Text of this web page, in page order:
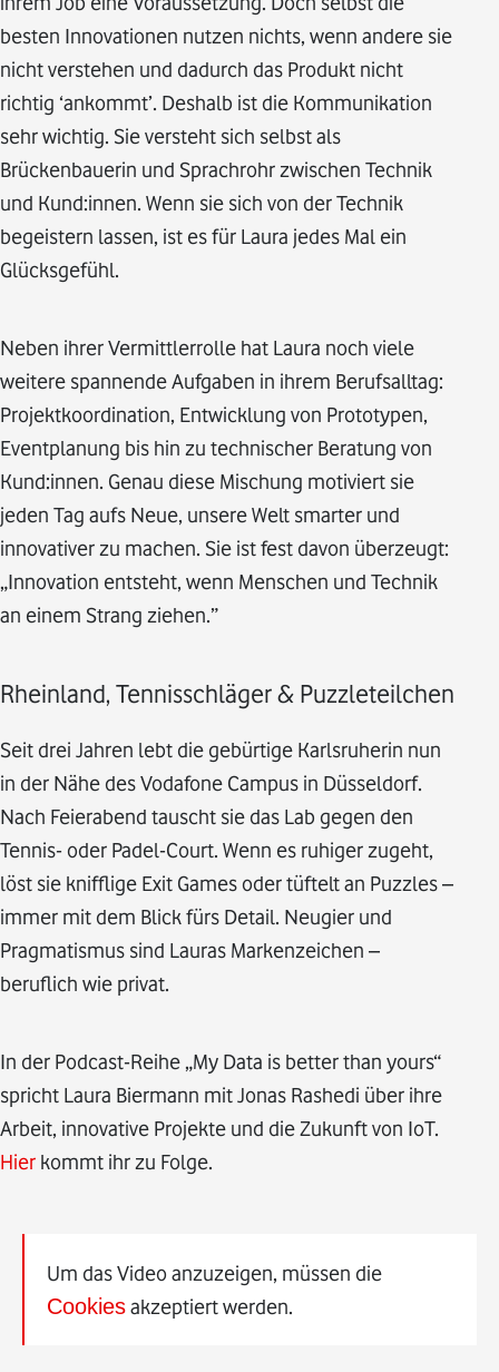
besten Innovationen nutzen nichts, wenn andere sie
nicht verstehen und dadurch das Produkt nicht
richtig ‘ankommt’. Deshalb ist die Kommunikation
sehr wichtig. Sie versteht sich selbst als
Brückenbauerin und Sprachrohr zwischen Technik
und Kund:innen. Wenn sie sich von der Technik
begeistern lassen, ist es für Laura jedes Mal ein
Glücksgefühl.
Neben ihrer Vermittlerrolle hat Laura noch viele
weitere spannende Aufgaben in ihrem Berufsalltag:
Projektkoordination, Entwicklung von Prototypen,
Eventplanung bis hin zu technischer Beratung von
Kund:innen. Genau diese Mischung motiviert sie
jeden Tag aufs Neue, unsere Welt smarter und
innovativer zu machen. Sie ist fest davon überzeugt:
„Innovation entsteht, wenn Menschen und Technik
an einem Strang ziehen.”
Rheinland, Tennisschläger & Puzzleteilchen
Seit drei Jahren lebt die gebürtige Karlsruherin nun
in der Nähe des Vodafone Campus in Düsseldorf.
Nach Feierabend tauscht sie das Lab gegen den
Tennis- oder Padel-Court. Wenn es ruhiger zugeht,
löst sie knifflige Exit Games oder tüftelt an Puzzles –
immer mit dem Blick fürs Detail. Neugier und
Pragmatismus sind Lauras Markenzeichen –
beruflich wie privat.
In der Podcast-Reihe „My Data is better than yours“
spricht Laura Biermann mit Jonas Rashedi über ihre
Arbeit, innovative Projekte und die Zukunft von IoT.
Hier kommt ihr zu Folge.
Um das Video anzuzeigen, müssen die
Cookiesakzeptiert werden.